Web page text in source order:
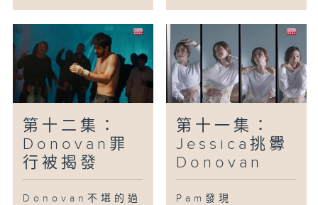
第十二集：
Donovan罪
行被揭發
Donovan不堪的過
第十一集：
Jessica挑釁
Donovan
Pam發現